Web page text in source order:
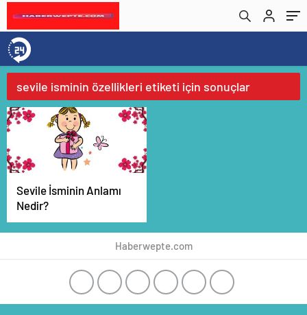
sevile isminin özellikleri etiketi için sonuçlar
Sevile İsminin Anlamı
Nedir?
Haberwepte.com